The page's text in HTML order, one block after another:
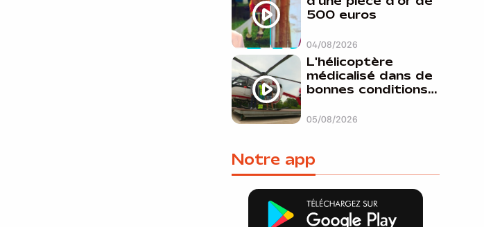
04/08/2026
500 euros
05/08/2026
L'hélicoptère
médicalisé dans de
bonnes conditions à
Notre app